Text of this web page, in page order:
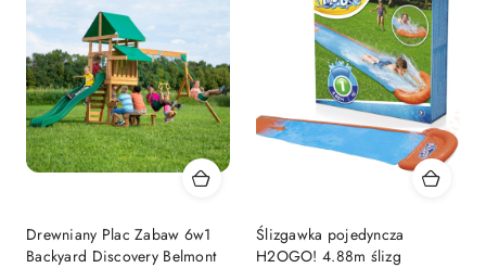
Drewniany Plac Zabaw 6w1
Backyard Discovery Belmont
Ślizgawka pojedyncza
H2OGO! 4.88m ślizg